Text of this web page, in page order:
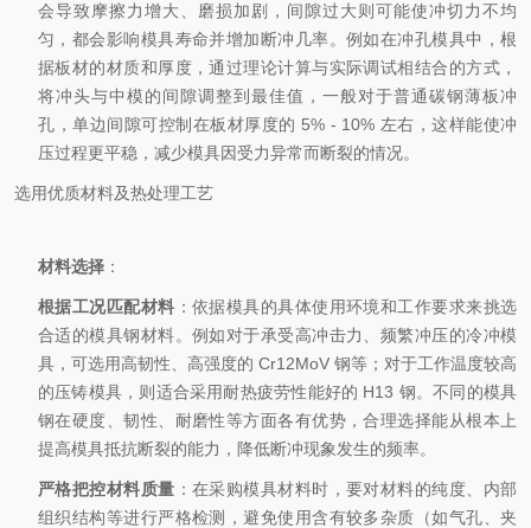
会导致摩擦力增大、磨损加剧，间隙过大则可能使冲切力不均
匀，都会影响模具寿命并增加断冲几率。例如在冲孔模具中，根
据板材的材质和厚度，通过理论计算与实际调试相结合的方式，
将冲头与中模的间隙调整到最佳值，一般对于普通碳钢薄板冲
孔，单边间隙可控制在板材厚度的 5% - 10% 左右，这样能使冲
压过程更平稳，减少模具因受力异常而断裂的情况。
选用优质材料及热处理工艺
材料选择 ：
根据工况匹配材料 ：依据模具的具体使用环境和工作要求来挑选
合适的模具钢材料。例如对于承受高冲击力、频繁冲压的冷冲模
具，可选用高韧性、高强度的 Cr12MoV 钢等；对于工作温度较高
的压铸模具，则适合采用耐热疲劳性能好的 H13 钢。不同的模具
钢在硬度、韧性、耐磨性等方面各有优势，合理选择能从根本上
提高模具抵抗断裂的能力，降低断冲现象发生的频率。
严格把控材料质量 ：在采购模具材料时，要对材料的纯度、内部
组织结构等进行严格检测，避免使用含有较多杂质（如气孔、夹